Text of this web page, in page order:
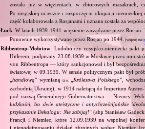
została już w więzieniach, w zbiorowych masakrach,
Po rosyjskiej ucieczce i rozpoczęciu okupacji
część kolaborowała z Rosjanami i uznana została za
Łuck: W latach 1939‐1941 więzienie zarządzane przez
Ponownie wykorzystywane przez Rosjan po 1944. (więcej na:
Ribbentrop‐Mołotow: Ludobójczy rosyjsko‐niemiecki pakt
Hitlerem, podpisany 23.08.1939 w Moskwie przez
von Ribbentropa — który sankcjonował i był
światowej w 09.1939. W sensie politycznym pakt był
„handlową” wymianą tzw. Królestwa Polskiego”,
zachodnią Ukrainę), w 1914 należącą do Imperium
pod nazwą Generalnego Gubernatorstwa — Niemcy.
ludzkości, bo dwie ateistyczne i antychrześcijańskie
przykazanie Dekalogu: Nie zabijaj!” (abp Stanisław
Francji i Niemiec, które 12.09.1939 na wspólnej
i niepodejmowaniu działań zbrojnych wobec Niemiec